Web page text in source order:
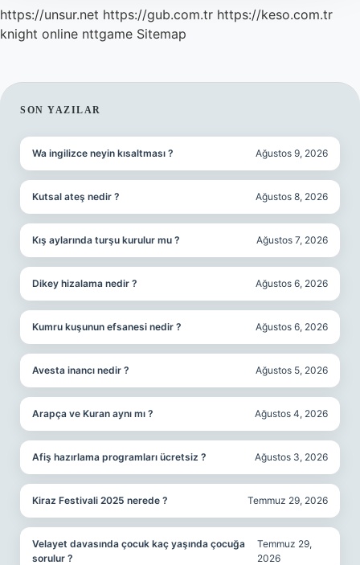
https://unsur.net https://gub.com.tr https://keso.com.tr
knight online nttgame Sitemap
SIDEBAR
SON YAZILAR
Wa ingilizce neyin kısaltması ? Ağustos 9, 2026
Kutsal ateş nedir ? Ağustos 8, 2026
Kış aylarında turşu kurulur mu ? Ağustos 7, 2026
Dikey hizalama nedir ? Ağustos 6, 2026
Kumru kuşunun efsanesi nedir ? Ağustos 6, 2026
Avesta inancı nedir ? Ağustos 5, 2026
Arapça ve Kuran aynı mı ? Ağustos 4, 2026
Afiş hazırlama programları ücretsiz ? Ağustos 3, 2026
Kiraz Festivali 2025 nerede ? Temmuz 29, 2026
Velayet davasında çocuk kaç yaşında çocuğa
sorulur ?
Temmuz 29,
2026